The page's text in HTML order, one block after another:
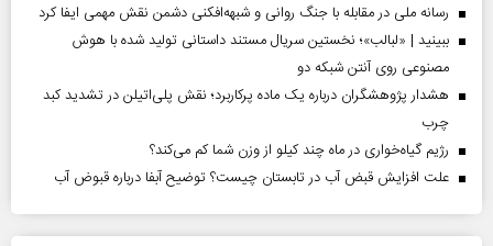
رسانه ملی در مقابله با جنگ روانی و شبهه‌افکنی دشمن نقش مهمی ایفا کرد
ببینید | «لبالب»؛ نخستین سریال مستند داستانی تولید شده با هوش
مصنوعی روی آنتن شبکه دو
هشدار پژوهشگران درباره یک ماده پرکاربرد؛ نقش پلی‌اتیلن در تشدید کبد
چرب
رژیم گیاه‌خواری در ماه چند کیلو از وزن شما کم می‌کند؟
علت افزایش قبض آب در تابستان چیست؟ توضیح آبفا درباره قبوض آب